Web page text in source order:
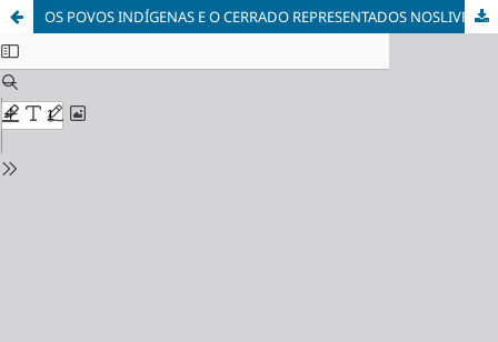
OS POVOS INDÍGENAS E O CERRADO REPRESENTADOS NOSLIVROS DIDÁTICOS PRODUZIDOS PELO CTI